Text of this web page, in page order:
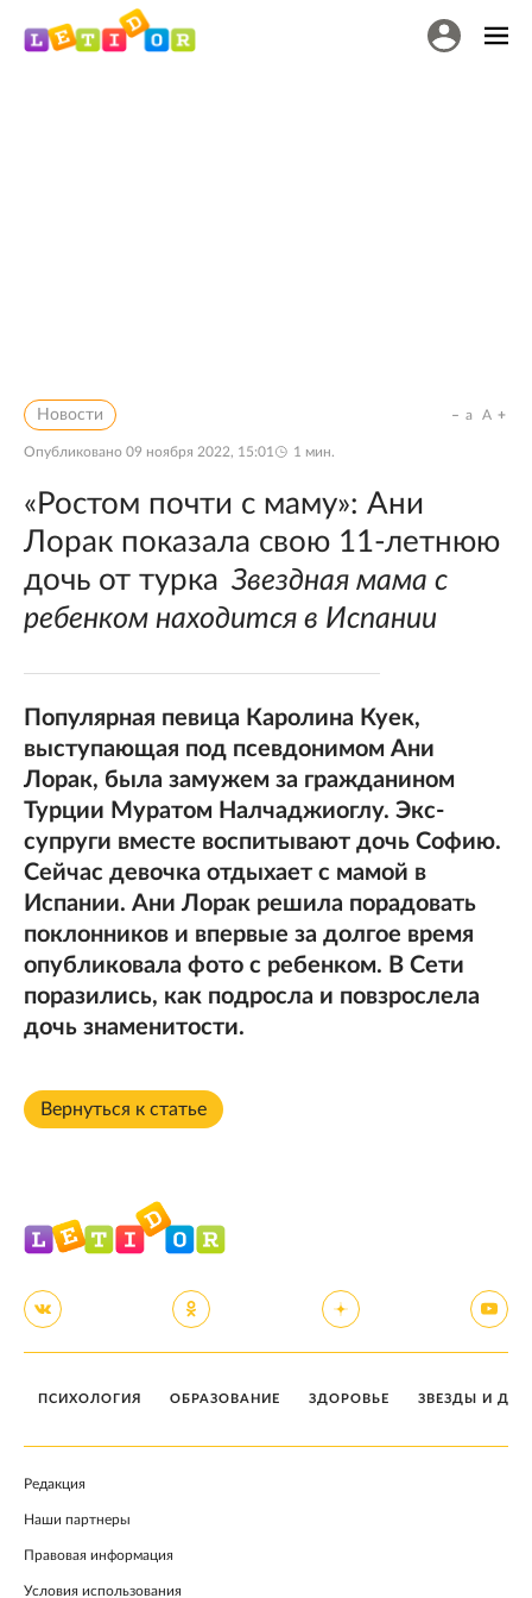
Новости
Опубликовано 09 ноября 2022, 15:01 1 мин.
a A
«Ростом почти с маму»: Ани
Лорак показала свою 11-летнюю
дочь от турка Звездная мама с
ребенком находится в Испании
Популярная певица Каролина Куек,
выступающая под псевдонимом Ани
Лорак, была замужем за гражданином
Турции Муратом Налчаджиоглу. Экс-
супруги вместе воспитывают дочь Софию.
Сейчас девочка отдыхает с мамой в
Испании. Ани Лорак решила порадовать
поклонников и впервые за долгое время
опубликовала фото с ребенком. В Сети
поразились, как подросла и повзрослела
дочь знаменитости.
Вернуться к статье
ПСИХОЛОГИЯ ОБРАЗОВАНИЕ ЗДОРОВЬЕ ЗВЕЗДЫ И
Редакция
Наши партнеры
Правовая информация
Условия использования